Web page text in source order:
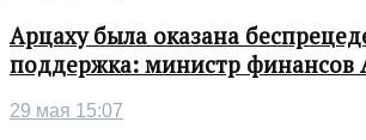
Арцаху была оказана
поддержка: министр финансов
29 мая 15:07